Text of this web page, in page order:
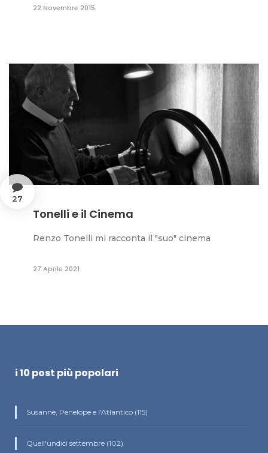
22 Novembre 2015
27
Tonelli e il Cinema
Renzo Tonelli mi racconta il "suo" cinema
27 Aprile 2021
i 10 post più popolari
Susanne, Penelope e l'Atlantico (115)
Quell'undici settembre (102)